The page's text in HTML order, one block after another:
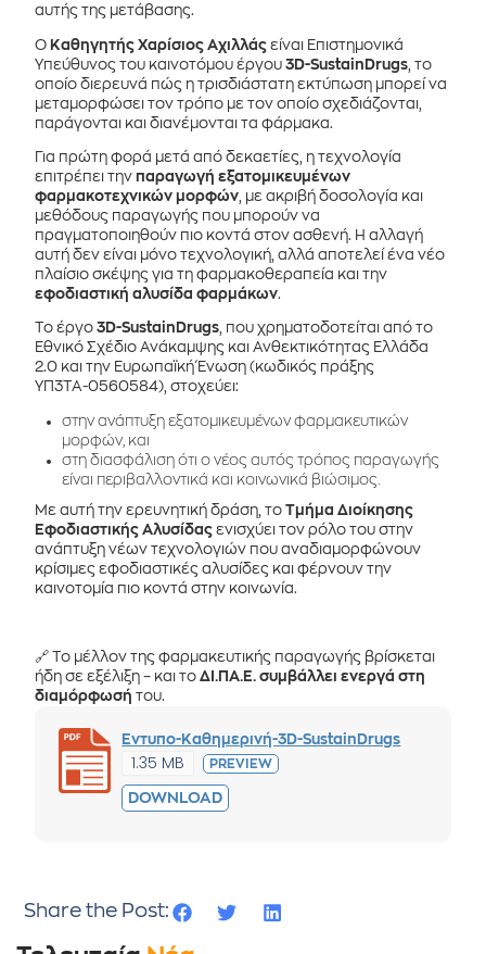
αυτής της μετάβασης.
Ο Καθηγητής Χαρίσιος Αχιλλάς είναι Επιστημονικά
Υπεύθυνος του καινοτόμου έργου3D-SustainDrugs , το
οποίο διερευνά πώς η τρισδιάστατη εκτύπωση μπορεί να
μεταμορφώσει τον τρόπο με τον οποίο σχεδιάζονται,
παράγονται και διανέμονται τα φάρμακα.
Για πρώτη φορά μετά από δεκαετίες, η τεχνολογία
επιτρέπει τηνπαραγωγή εξατομικευμένων
φαρμακοτεχνικών μορφών , με ακριβή δοσολογία και
μεθόδους παραγωγής που μπορούν να
πραγματοποιηθούν πιο κοντά στον ασθενή. Η αλλαγή
αυτή δεν είναι μόνο τεχνολογική, αλλά αποτελεί ένα νέο
πλαίσιο σκέψης για τη φαρμακοθεραπεία και την
εφοδιαστική αλυσίδα φαρμάκων.
Το έργο3D-SustainDrugs , που χρηματοδοτείται από το
Εθνικό Σχέδιο Ανάκαμψης και Ανθεκτικότητας Ελλάδα
2.0 και την Ευρωπαϊκή Ένωση (κωδικός πράξης
ΥΠ3ΤΑ-0560584), στοχεύει:
στην ανάπτυξη εξατομικευμένων φαρμακευτικών
μορφών, και
στη διασφάλιση ότι ο νέος αυτός τρόπος παραγωγής
είναι περιβαλλοντικά και κοινωνικά βιώσιμος.
Με αυτή την ερευνητική δράση, τοΤμήμα Διοίκησης
Εφοδιαστικής Αλυσίδας ενισχύει τον ρόλο του στην
ανάπτυξη νέων τεχνολογιών που αναδιαμορφώνουν
κρίσιμες εφοδιαστικές αλυσίδες και φέρνουν την
καινοτομία πιο κοντά στην κοινωνία.
🔗 Το μέλλον της φαρμακευτικής παραγωγής βρίσκεται
ήδη σε εξέλιξη – και τοΔΙ.ΠΑ.Ε. συμβάλλει ενεργά στη
διαμόρφωσή του.
Εντυπο-Καθημερινή-3D-SustainDrugs
1.35 MB PREVIEW
DOWNLOAD
Share the Post: